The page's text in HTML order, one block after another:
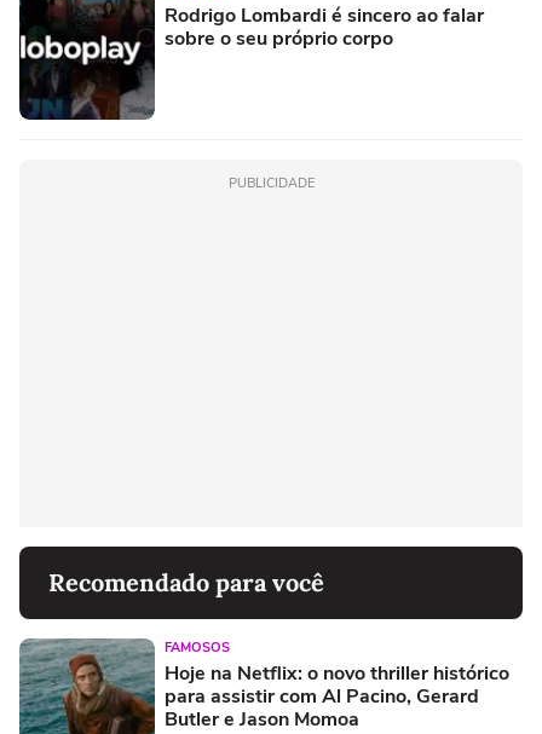
Rodrigo Lombardi é sincero ao falar
sobre o seu próprio corpo
PUBLICIDADE
Recomendado para você
FAMOSOS
Hoje na Netflix: o novo thriller histórico
para assistir com Al Pacino, Gerard
Butler e Jason Momoa